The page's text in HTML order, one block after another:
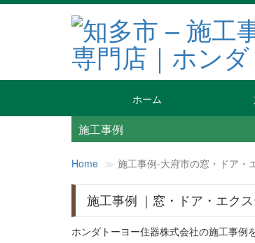
ホーム
施工事例
Home 施工事例‐大府市の窓・ドア
施工事例 ｜窓・ドア・エク
ホンダトーヨー住器株式会社の施工事例